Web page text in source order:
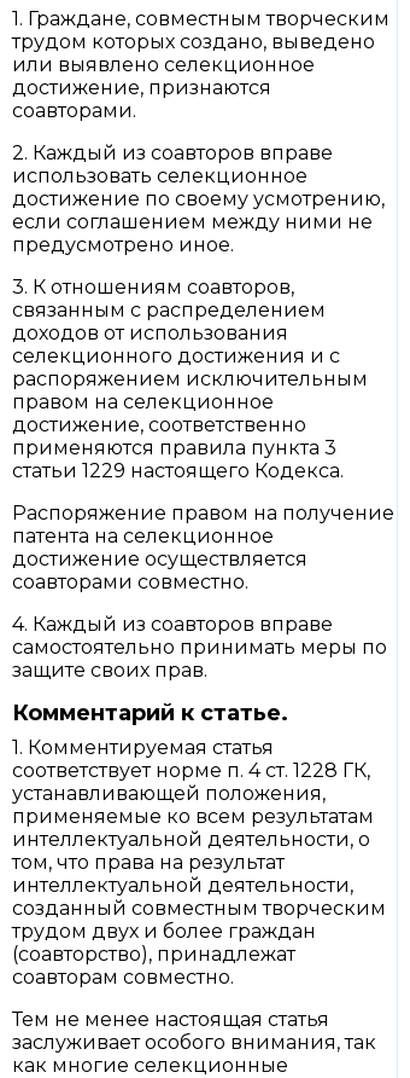
1. Граждане, совместным творческим
трудом которых создано, выведено
или выявлено селекционное
достижение, признаются
соавторами.
2. Каждый из соавторов вправе
использовать селекционное
достижение по своему усмотрению,
если соглашением между ними не
предусмотрено иное.
3. К отношениям соавторов,
связанным с распределением
доходов от использования
селекционного достижения и с
распоряжением исключительным
правом на селекционное
достижение, соответственно
применяются правила пункта 3
статьи 1229 настоящего Кодекса.
Распоряжение правом на получение
патента на селекционное
достижение осуществляется
соавторами совместно.
4. Каждый из соавторов вправе
самостоятельно принимать меры по
защите своих прав.
Комментарий к статье.
1. Комментируемая статья
соответствует норме п. 4 ст. 1228 ГК,
устанавливающей положения,
применяемые ко всем результатам
интеллектуальной деятельности, о
том, что права на результат
интеллектуальной деятельности,
созданный совместным творческим
трудом двух и более граждан
(соавторство), принадлежат
соавторам совместно.
Тем не менее настоящая статья
заслуживает особого внимания, так
как многие селекционные